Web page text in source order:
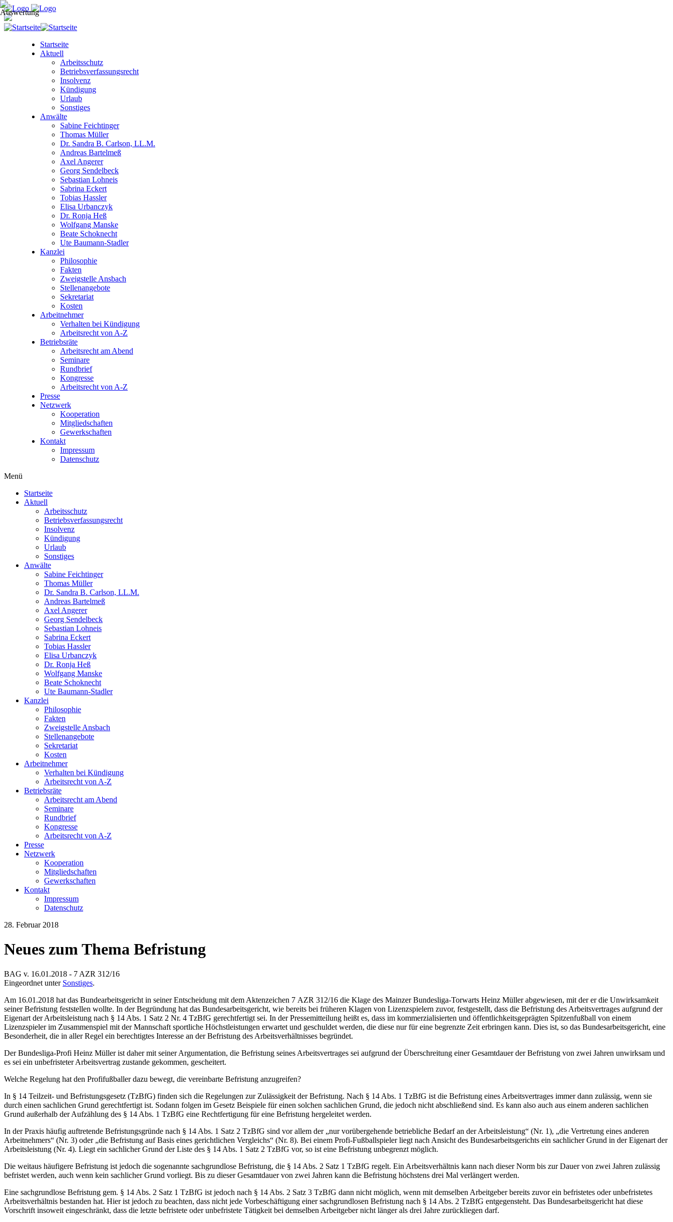
Startseite
Aktuell
Arbeitsschutz
Betriebsverfassungsrecht
Insolvenz
Kündigung
Urlaub
Sonstiges
Anwälte
Sabine Feichtinger
Thomas Müller
Dr. Sandra B. Carlson, LL.M.
Andreas Bartelmeß
Axel Angerer
Georg Sendelbeck
Sebastian Lohneis
Sabrina Eckert
Tobias Hassler
Elisa Urbanczyk
Dr. Ronja Heß
Wolfgang Manske
Beate Schoknecht
Ute Baumann-Stadler
Kanzlei
Philosophie
Fakten
Zweigstelle Ansbach
Stellenangebote
Sekretariat
Kosten
Arbeitnehmer
Verhalten bei Kündigung
Arbeitsrecht von A-Z
Betriebsräte
Arbeitsrecht am Abend
Seminare
Rundbrief
Kongresse
Arbeitsrecht von A-Z
Presse
Netzwerk
Kooperation
Mitgliedschaften
Gewerkschaften
Kontakt
Impressum
Datenschutz
Menü
Startseite
Aktuell
Arbeitsschutz
Betriebsverfassungsrecht
Insolvenz
Kündigung
Urlaub
Sonstiges
Anwälte
Sabine Feichtinger
Thomas Müller
Dr. Sandra B. Carlson, LL.M.
Andreas Bartelmeß
Axel Angerer
Georg Sendelbeck
Sebastian Lohneis
Sabrina Eckert
Tobias Hassler
Elisa Urbanczyk
Dr. Ronja Heß
Wolfgang Manske
Beate Schoknecht
Ute Baumann-Stadler
Kanzlei
Philosophie
Fakten
Zweigstelle Ansbach
Stellenangebote
Sekretariat
Kosten
Arbeitnehmer
Verhalten bei Kündigung
Arbeitsrecht von A-Z
Betriebsräte
Arbeitsrecht am Abend
Seminare
Rundbrief
Kongresse
Arbeitsrecht von A-Z
Presse
Netzwerk
Kooperation
Mitgliedschaften
Gewerkschaften
Kontakt
Impressum
Datenschutz
28. Februar 2018
Neues zum Thema Befristung
BAG v. 16.01.2018 - 7 AZR 312/16
Eingeordnet unter Sonstiges.
Am 16.01.2018 hat das Bundearbeitsgericht in seiner Entscheidung mit dem Aktenzeichen 7 AZR 312/16 die Klage des Mainzer Bundesliga-Torwarts Heinz Müller abgewiesen, mit der er die Unwirksamkeit
seiner Befristung feststellen wollte. In der Begründung hat das Bundesarbeitsgericht, wie bereits bei früheren Klagen von Lizenzspielern zuvor, festgestellt, dass die Befristung des Arbeitsvertrages aufgrund der
Eigenart der Arbeitsleistung nach § 14 Abs. 1 Satz 2 Nr. 4 TzBfG gerechtfertigt sei. In der Pressemitteilung heißt es, dass im kommerzialisierten und öffentlichkeitsgeprägten Spitzenfußball von einem
Lizenzspieler im Zusammenspiel mit der Mannschaft sportliche Höchstleistungen erwartet und geschuldet werden, die diese nur für eine begrenzte Zeit erbringen kann. Dies ist, so das Bundesarbeitsgericht, eine
Besonderheit, die in aller Regel ein berechtigtes Interesse an der Befristung des Arbeitsverhältnisses begründet.
Der Bundesliga-Profi Heinz Müller ist daher mit seiner Argumentation, die Befristung seines Arbeitsvertrages sei aufgrund der Überschreitung einer Gesamtdauer der Befristung von zwei Jahren unwirksam und
es sei ein unbefristeter Arbeitsvertrag zustande gekommen, gescheitert.
Welche Regelung hat den Profifußballer dazu bewegt, die vereinbarte Befristung anzugreifen?
In § 14 Teilzeit- und Befristungsgesetz (TzBfG) finden sich die Regelungen zur Zulässigkeit der Befristung. Nach § 14 Abs. 1 TzBfG ist die Befristung eines Arbeitsvertrages immer dann zulässig, wenn sie
durch einen sachlichen Grund gerechtfertigt ist. Sodann folgen im Gesetz Beispiele für einen solchen sachlichen Grund, die jedoch nicht abschließend sind. Es kann also auch aus einem anderen sachlichen
Grund außerhalb der Aufzählung des § 14 Abs. 1 TzBfG eine Rechtfertigung für eine Befristung hergeleitet werden.
In der Praxis häufig auftretende Befristungsgründe nach § 14 Abs. 1 Satz 2 TzBfG sind vor allem der „nur vorübergehende betriebliche Bedarf an der Arbeitsleistung“ (Nr. 1), „die Vertretung eines anderen
Arbeitnehmers“ (Nr. 3) oder „die Befristung auf Basis eines gerichtlichen Vergleichs“ (Nr. 8). Bei einem Profi-Fußballspieler liegt nach Ansicht des Bundesarbeitsgerichts ein sachlicher Grund in der Eigenart der
Arbeitsleistung (Nr. 4). Liegt ein sachlicher Grund der Liste des § 14 Abs. 1 Satz 2 TzBfG vor, so ist eine Befristung unbegrenzt möglich.
Die weitaus häufigere Befristung ist jedoch die sogenannte sachgrundlose Befristung, die § 14 Abs. 2 Satz 1 TzBfG regelt. Ein Arbeitsverhältnis kann nach dieser Norm bis zur Dauer von zwei Jahren zulässig
befristet werden, auch wenn kein sachlicher Grund vorliegt. Bis zu dieser Gesamtdauer von zwei Jahren kann die Befristung höchstens drei Mal verlängert werden.
Eine sachgrundlose Befristung gem. § 14 Abs. 2 Satz 1 TzBfG ist jedoch nach § 14 Abs. 2 Satz 3 TzBfG dann nicht möglich, wenn mit demselben Arbeitgeber bereits zuvor ein befristetes oder unbefristetes
Arbeitsverhältnis bestanden hat. Hier ist jedoch zu beachten, dass nicht jede Vorbeschäftigung einer sachgrundlosen Befristung nach § 14 Abs. 2 TzBfG entgegensteht. Das Bundesarbeitsgericht hat diese
Vorschrift insoweit eingeschränkt, dass die letzte befristete oder unbefristete Tätigkeit bei demselben Arbeitgeber nicht länger als drei Jahre zurückliegen darf.